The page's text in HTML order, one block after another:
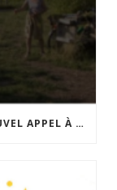
« INSPIRONS LE QUARTIER » : UN NOUVEL APPEL À PROJETS EST LANCÉ !